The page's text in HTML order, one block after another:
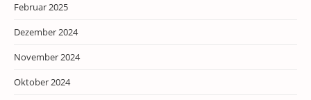
Februar 2025
Dezember 2024
November 2024
Oktober 2024